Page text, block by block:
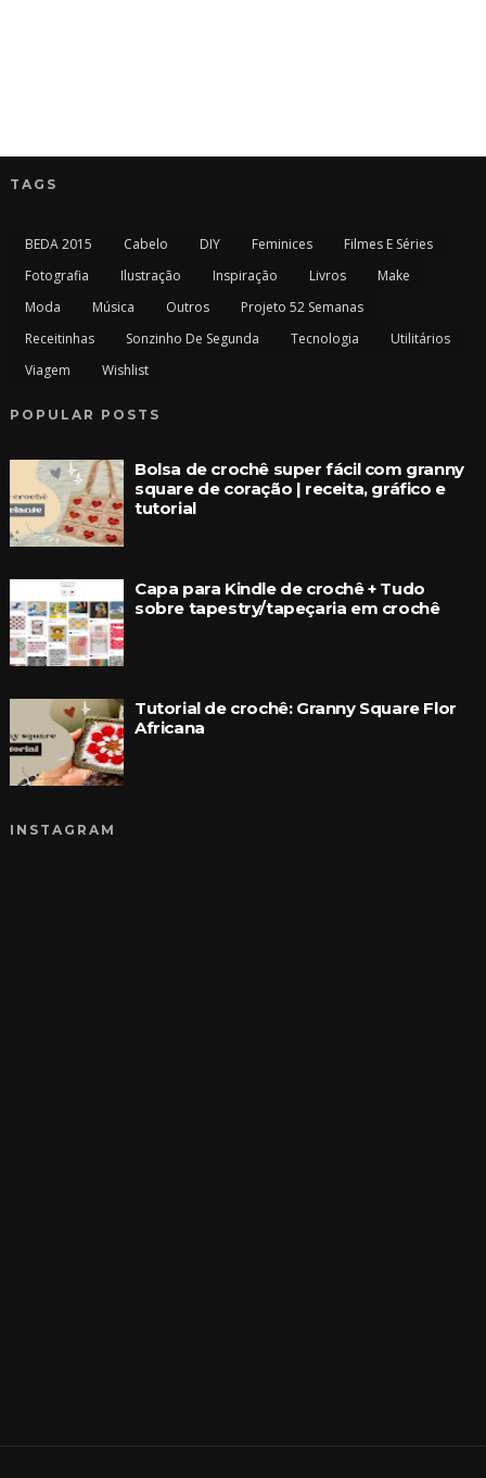
TAGS
BEDA 2015 Cabelo DIY Feminices
Filmes E Séries
Fotografia
Ilustração Inspiração Livros
Make
Moda
Música Outros
Projeto 52 Semanas
Receitinhas
Sonzinho De Segunda Tecnologia
Utilitários
Viagem
Wishlist
POPULAR POSTS
Bolsa de crochê super fácil com granny
square de coração | receita, gráfico e
tutorial
Capa para Kindle de crochê + Tudo
sobre tapestry/tapeçaria em crochê
Tutorial de crochê: Granny Square Flor
Africana
INSTAGRAM